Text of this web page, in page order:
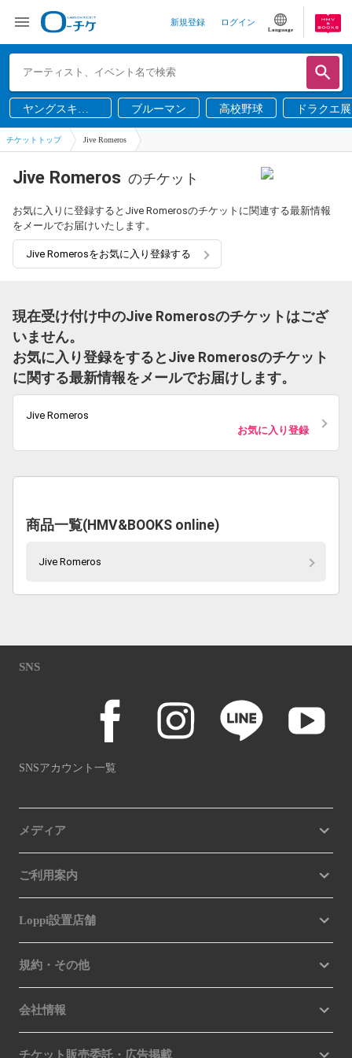
新規登録 ログイン
Language
ヤングスキニ
ー
ブルーマン 高校野球 ドラクエ展
チケットトップ Jive Romeros
Jive Romeros のチケット
お気に入りに登録するとJive Romerosのチケットに関連する最新情報
をメールでお届けいたします。
Jive Romerosをお気に入り登録する
現在受け付け中のJive Romerosのチケットはござ
いません。
お気に入り登録をするとJive Romerosのチケット
に関する最新情報をメールでお届けします。
Jive Romeros
お気に入り登録
商品一覧(HMV&BOOKS online)
Jive Romeros
SNS
SNSアカウント一覧
メディア
ご利用案内
Loppi設置店舗
規約・その他
会社情報
チケット販売委託・広告掲載